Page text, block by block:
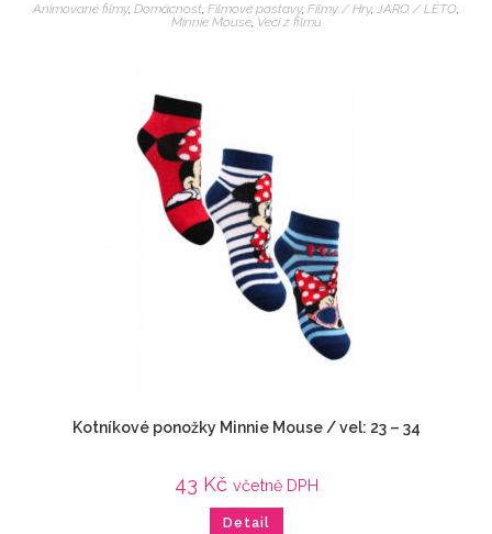
Animované filmy, Domácnost, Filmové postavy, Filmy / Hry, JARO / LÉTO,
Minnie Mouse, Veci z filmu
Kotníkové ponožky Minnie Mouse / vel: 23 – 34
43 Kč včetně DPH
Detail